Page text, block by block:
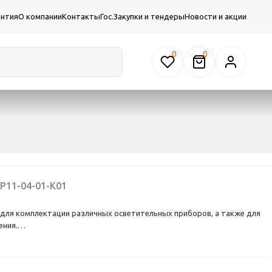
О компанииКонтактыГос.Закупки и тендерыНовости и акции
0
04-01-K01
комплектации различных осветительных приборов, а также для
для ламп с резьбовыми цоколями E14, E27, E40 и